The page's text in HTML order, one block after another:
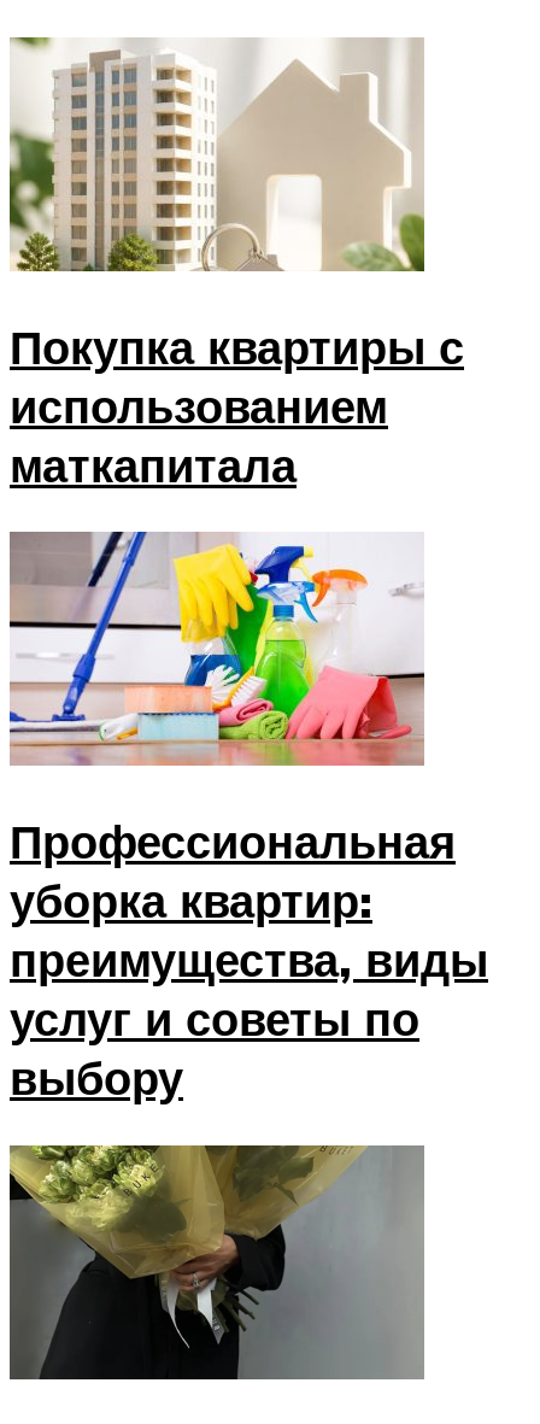
Покупка квартиры с
использованием
маткапитала
Профессиональная
уборка квартир:
преимущества, виды
услуг и советы по
выбору